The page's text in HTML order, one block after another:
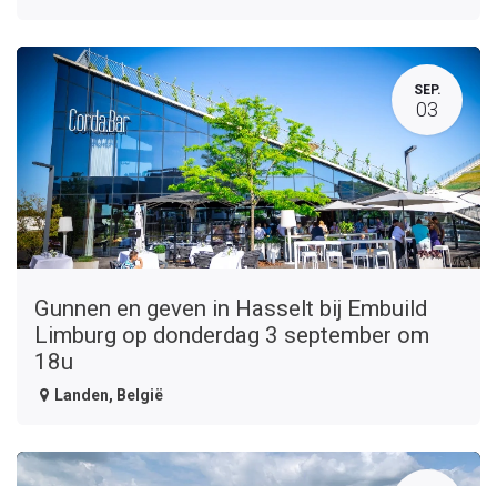
SEP.
03
Gunnen en geven in Hasselt bij Embuild
Limburg op donderdag 3 september om
18u
Landen, België